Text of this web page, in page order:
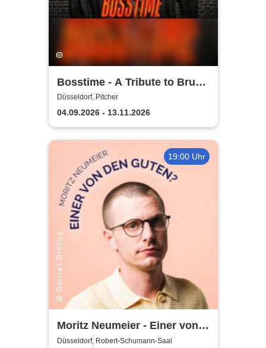
Bosstime - A Tribute to Bruce
Springsteen
Düsseldorf, Pitcher
04.09.2026 - 13.11.2026
19:00 Uhr
Moritz Neumeier - Einer von
den Guten?
Düsseldorf, Robert-Schumann-Saal